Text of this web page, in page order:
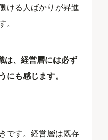
ける人ばかりが昇進
は、経営層には必ず
にも感じます。
です。経営層は既存